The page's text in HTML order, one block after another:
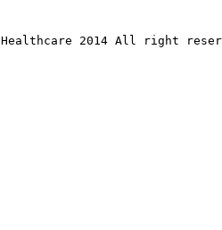
2014 All right